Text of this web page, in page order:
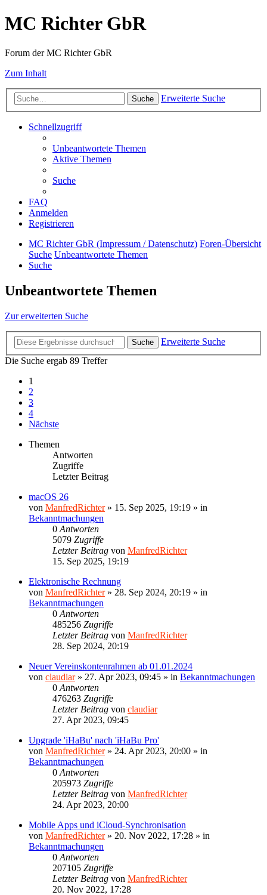
MC Richter GbR
Forum der MC Richter GbR
Zum Inhalt
Suche Erweiterte Suche
Schnellzugriff
Unbeantwortete Themen
Aktive Themen
Suche
FAQ
Anmelden
Registrieren
MC Richter GbR (Impressum / Datenschutz) Foren-Übersicht
Suche Unbeantwortete Themen
Suche
Unbeantwortete Themen
Zur erweiterten Suche
Suche
Erweiterte Suche
Die Suche ergab 89 Treffer
1
2
3
4
Nächste
Themen
Antworten
Zugriffe
Letzter Beitrag
macOS 26
von ManfredRichter» 15. Sep 2025, 19:19 » in
Bekanntmachungen
0 Antworten
5079 Zugriffe
Letzter Beitrag von ManfredRichter
15. Sep 2025, 19:19
Elektronische Rechnung
von ManfredRichter» 28. Sep 2024, 20:19 » in
Bekanntmachungen
0 Antworten
485256 Zugriffe
Letzter Beitrag von ManfredRichter
28. Sep 2024, 20:19
Neuer Vereinskontenrahmen ab 01.01.2024
von claudiar» 27. Apr 2023, 09:45 » in Bekanntmachungen
0 Antworten
476263 Zugriffe
Letzter Beitrag von claudiar
27. Apr 2023, 09:45
Upgrade 'iHaBu' nach 'iHaBu Pro'
von ManfredRichter» 24. Apr 2023, 20:00 » in
Bekanntmachungen
0 Antworten
205973 Zugriffe
Letzter Beitrag von ManfredRichter
24. Apr 2023, 20:00
Mobile Apps und iCloud-Synchronisation
von ManfredRichter» 20. Nov 2022, 17:28 » in
Bekanntmachungen
0 Antworten
207105 Zugriffe
Letzter Beitrag von ManfredRichter
20. Nov 2022, 17:28